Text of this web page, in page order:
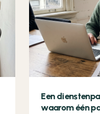
Een
waarom één